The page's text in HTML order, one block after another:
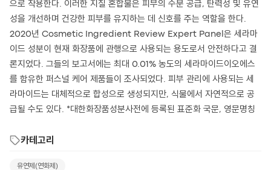
으로 작용한다. 이러한 지질 혼합물은 피부의 수분 공급, 탄력성 및 유연
성을 개선하며 건강한 피부를 유지하는 데 신호를 주는 역할을 한다.
2020년 Cosmetic Ingredient Review Expert Panel은 세라마
이드 성분이 현재 화장품에 관행으로 사용되는 용도로서 안전하다고 결
론지었다. 그들의 보고서에는 최대 0.01% 농도의 세라마이드이오에스
를 함유한 퍼스널 케어 제품들이 조사되었다. 피부 관리에 사용되는 세
라마이드는 대체적으로 합성으로 생성되지만, 식물에서 자연적으로 공
급될 수도 있다. *대한화장품성분사전에 등록된 표준화 국문, 영문명칭
카테고리
유연제(연화제)